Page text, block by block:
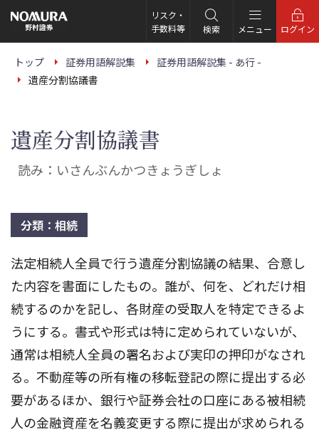
の
ー
リスク・
手数料等
検索 メニュー ログイン
トップ 証券用語解説集
証券用語解説集 - あ行 -
遺産分割協議書
遺産分割協議書
読み：いさんぶんかつきょうぎしょ
分類：相続
法定相続人全員で行う遺産分割協議の結果、合意し
た内容を書面にしたもの。誰が、何を、どれだけ相
続するのかを記し、各財産の受取人を特定できるよ
うにする。書式や形式は特に定められていないが、
通常は相続人全員の署名および実印の押印がなされ
る。不動産等の所有権の移転登記の際に提出する必
要があるほか、銀行や証券会社の口座にある被相続
人の金融資産を名義変更する際に提出が求められる